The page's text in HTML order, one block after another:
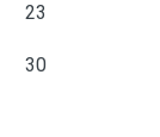
23
30